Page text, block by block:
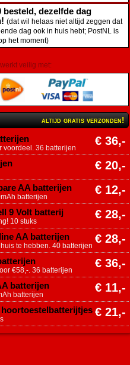
besteld, dezelfde dag
(dat wil helaas niet altijd zeggen dat
dag ook in huis hebt; PostNL is
het moment)
veilig met:
altijd gratis verzonden!
€ 36,-
voordeel. 36 batterijen
€ 20,-
AA batterijen € 12,-
batterijen
9 Volt batterij € 28,-
10 stuks
AA batterijen € 28,-
te hebben. 40 batterijen
€ 36,-
€58,-. 36 batterijen
batterijen € 11,-
batterijen
hoortoestelbatterijtjes € 21,-